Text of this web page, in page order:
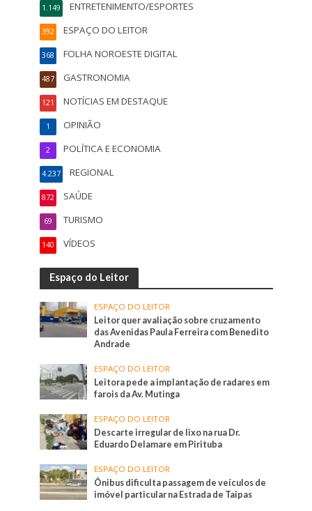
ENTRETENIMENTO/ESPORTES
1.149
ESPAÇO DO LEITOR
392
FOLHA NOROESTE DIGITAL
368
GASTRONOMIA
487
NOTÍCIAS EM DESTAQUE
121
OPINIÃO
1
POLÍTICA E ECONOMIA
2
REGIONAL
4.237
SAÚDE
872
TURISMO
69
VÍDEOS
140
Espaço do Leitor
ESPAÇO DO LEITOR
Leitor quer avaliação sobre cruzamento
das Avenidas Paula Ferreira com Benedito
Andrade
ESPAÇO DO LEITOR
Leitora pede a implantação de radares em
farois da Av. Mutinga
ESPAÇO DO LEITOR
Descarte irregular de lixo na rua Dr.
Eduardo Delamare em Pirituba
ESPAÇO DO LEITOR
Ônibus dificulta passagem de veículos de
imóvel particular na Estrada de Taipas